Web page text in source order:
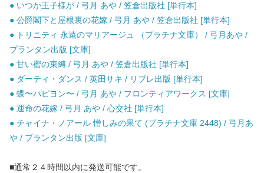
● いつか王子様が / 弓月 あや / 笠倉出版社 [単行本]
● 公爵閣下と屋根裏の花嫁 / 弓月 あや / 笠倉出版社 [単行本]
● トリニティ 永遠のマリアージュ （プラチナ文庫） / 弓月あや /
プランタン出版 [文庫]
● 甘い蜜の束縛 / 弓月 あや / 笠倉出版社 [単行本]
● ダーティ・ダンス / 英田サキ / リブレ出版 [単行本]
● 蝶〜パピヨン〜 / 弓月 あや / フロンティアワークス [文庫]
● 運命の花嫁 / 弓月 あや / 心交社 [単行本]
● チャイナ・ノアール 憎しみの果て (プラチナ文庫 2448) / 弓月あ
や / プランタン出版 [文庫]
■通常２４時間以内に発送可能です。